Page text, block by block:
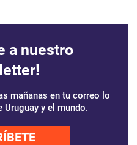
a nuestro
mañanas en tu correo lo
y el mundo.